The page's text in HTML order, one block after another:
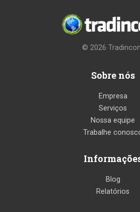
© 2026
Sobre nós
Empresa
Serviços
Nossa equipe
Trabalhe
Blog
Relatórios